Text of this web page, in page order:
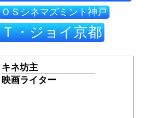
ＯＳシネマズミント神戸
Ｔ・ジョイ京都
キネ坊主
映画ライター